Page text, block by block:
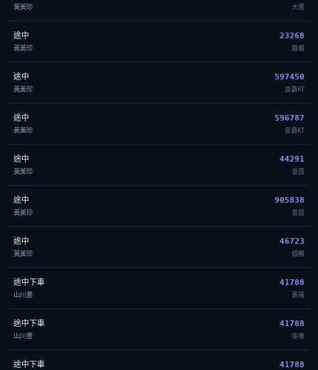
黃美珍 大唐
途中
黃美珍
23268
銀櫃
途中
黃美珍
597450
音霸KT
途中
黃美珍
596787
音霸KT
途中
黃美珍
44291
音圓
途中
黃美珍
905838
音圓
途中
黃美珍
46723
錢櫃
途中下車
山川豊
41788
嘉揚
途中下車
山川豊
41788
金嗓
途中下車 41788